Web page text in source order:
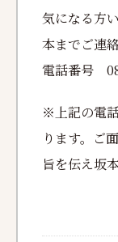
気になる方
本までご連
電話番号
※上記の電
ります。ご
旨を伝え坂